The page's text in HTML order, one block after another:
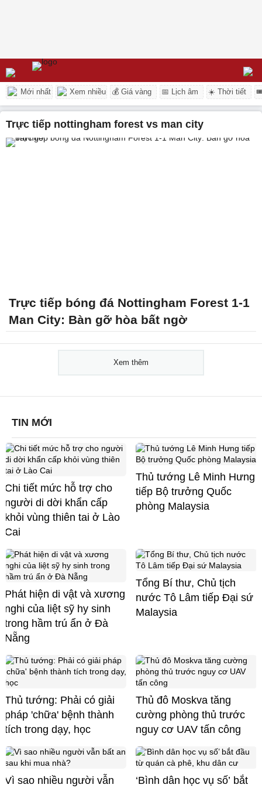
Mới nhất Xem nhiều 💰 Giá vàng 📅 Lịch âm ☀️ Thời tiết
trực tiếp nottingham forest vs man city
Trực tiếp bóng đá Nottingham Forest 1-1
Man City: Bàn gỡ hòa bất ngờ
Xem thêm
TIN MỚI
Chi tiết mức hỗ trợ cho
người di dời khẩn cấp
khỏi vùng thiên tai ở Lào
Cai
Thủ tướng Lê Minh Hưng
tiếp Bộ trưởng Quốc
phòng Malaysia
Phát hiện di vật và xương
nghi của liệt sỹ hy sinh
trong hầm trú ẩn ở Đà
Nẵng
Tổng Bí thư, Chủ tịch
nước Tô Lâm tiếp Đại sứ
Malaysia
Thủ tướng: Phải có giải
pháp 'chữa' bệnh thành
tích trong dạy, học
Thủ đô Moskva tăng
cường phòng thủ trước
nguy cơ UAV tấn công
Vì sao nhiều người vẫn
‘Bình dân học vụ số’ bắt